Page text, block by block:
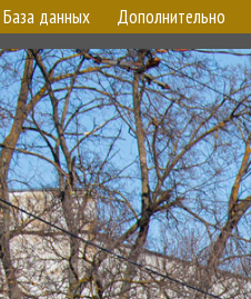
База данных Дополнительно